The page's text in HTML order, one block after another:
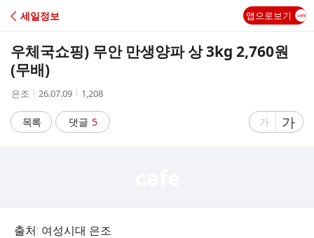
C
세일정보 앱으로보기
우체국쇼핑) 무안 만생양파 상 3kg 2,760원
(무배)
작
자
은조
작
시
간
26.07.09
조
수
1,208
목록 댓글 5
글
가
글
자
가
출처: 여성시대 은조